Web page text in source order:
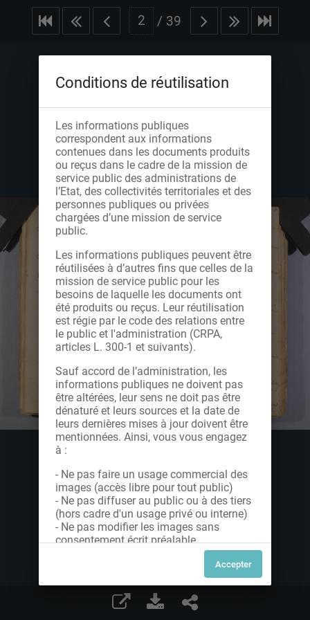
/ 39
Conditions de réutilisation
Les informations publiques
correspondent aux informations
contenues dans les documents produits
ou reçus dans le cadre de la mission de
service public des administrations de
l’Etat, des collectivités territoriales et des
personnes publiques ou privées
chargées d’une mission de service
public.
Les informations publiques peuvent être
réutilisées à d’autres fins que celles de la
mission de service public pour les
besoins de laquelle les documents ont
été produits ou reçus. Leur réutilisation
est régie par le code des relations entre
le public et l'administration (CRPA,
articles L. 300-1 et suivants).
Sauf accord de l’administration, les
informations publiques ne doivent pas
être altérées, leur sens ne doit pas être
dénaturé et leurs sources et la date de
leurs dernières mises à jour doivent être
mentionnées. Ainsi, vous vous engagez
à :
- Ne pas faire un usage commercial des
images (accès libre pour tout public)
- Ne pas diffuser au public ou à des tiers
(hors cadre d'un usage privé ou interne)
- Ne pas modifier les images sans
consentement écrit préalable
Dans le cas contraire, nous vous invitons
à nous contacter afin de solliciter le type
de Licence souhaitée parmi celles
proposées et le cas échéant, acquitter